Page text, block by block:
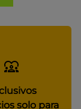
solo para